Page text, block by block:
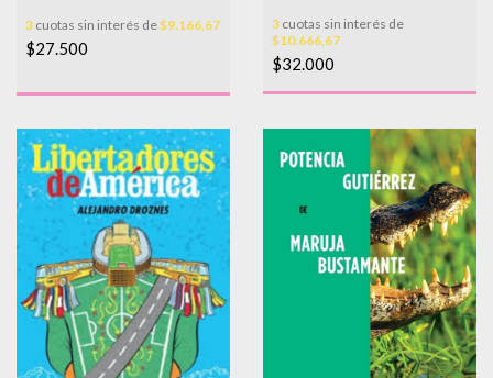
3 cuotas sin interés de$9.166,67
$27.500
3 cuotas sin interés de
$10.666,67
$32.000